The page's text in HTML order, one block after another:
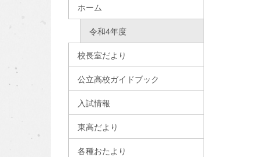
ホーム
令和4年度
校長室だより
公立高校ガイドブック
入試情報
東高だより
各種おたより